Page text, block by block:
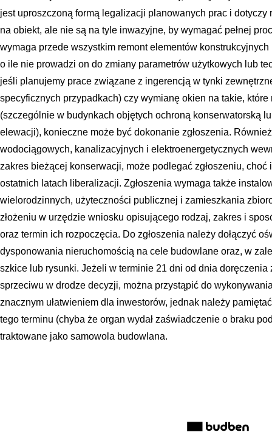
jest uproszczoną formą legalizacji planowanych prac i dotyczy
na obiekt, ale nie są na tyle inwazyjne, by wymagać pełnej
wymaga przede wszystkim remont elementów
o ile nie prowadzi on do zmiany parametrów użytkowych lub
jeśli planujemy prace związane z ingerencją w tynki
specyficznych przypadkach) czy wymianę okien na takie,
(szczególnie w budynkach objętych ochroną konserwatorską
elewacji), konieczne może być dokonanie zgłoszenia.
wodociągowych, kanalizacyjnych i elektroenergetycznych
zakres bieżącej konserwacji, może podlegać zgłoszeniu, choć
ostatnich latach liberalizacji. Zgłoszenia wymaga także
wielorodzinnych, użyteczności publicznej i zamieszkania
złożeniu w urzędzie wniosku opisującego rodzaj, zakres i
oraz termin ich rozpoczęcia. Do zgłoszenia należy dołączyć
dysponowania nieruchomością na cele budowlane oraz, w
szkice lub rysunki. Jeżeli w terminie 21 dni od dnia doręczenia
sprzeciwu w drodze decyzji, można przystąpić do
znacznym ułatwieniem dla inwestorów, jednak należy
tego terminu (chyba że organ wydał zaświadczenie o braku
traktowane jako samowola budowlana.